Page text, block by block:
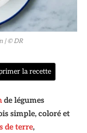
| © DR
la recette
de légumes
simple, coloré et
de terre,